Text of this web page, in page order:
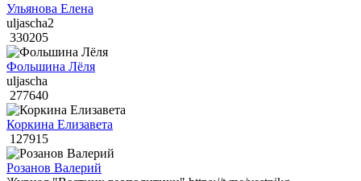
Ульянова Елена
uljascha2
330205
Фольшина Лёля
uljascha
277640
Коркина Елизавета
127915
Розанов Валерий